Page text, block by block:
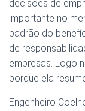
decisões de
importante no
padrão do
de
empresas. Logo
porque ela
Engenheiro